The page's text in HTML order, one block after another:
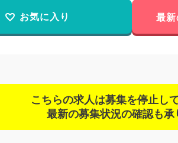
お気に入り 最
こちらの求人は募集を停止し
最新の募集状況の確認も承